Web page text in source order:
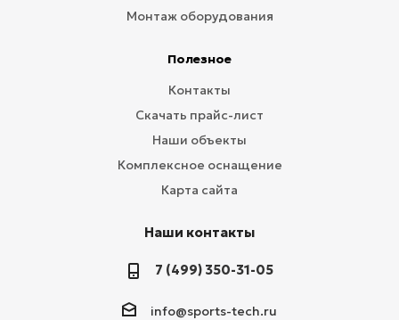
Монтаж оборудования
Полезное
Контакты
Скачать прайс-лист
Наши объекты
Комплексное оснащение
Карта сайта
Наши контакты
7 (499) 350-31-05
info@sports-tech.ru